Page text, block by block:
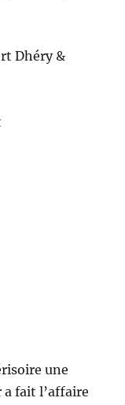
Dhéry &
une
fait l’affaire